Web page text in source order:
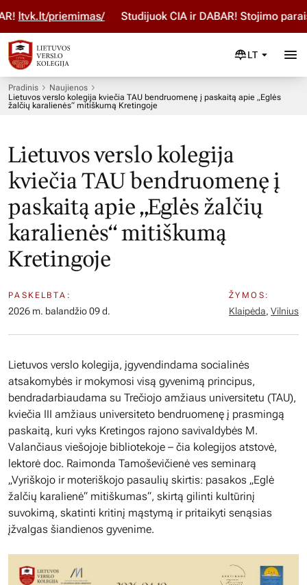
ltvk.lt/priemimas/ Studijuok ČIA ir DABAR! Stojimo
LT
Pradinis
Naujienos
Lietuvos verslo kolegija kviečia TAU bendruomenę į paskaitą apie „Eglės
žalčių karalienės“ mitiškumą Kretingoje
Lietuvos verslo kolegija
kviečia TAU bendruomenę į
paskaitą apie „Eglės žalčių
karalienės“ mitiškumą
Kretingoje
PASKELBTA:
2026 m. balandžio 09 d.
ŽYMOS:
Klaipėda, Vilnius
Lietuvos verslo kolegija, įgyvendindama socialinės
atsakomybės ir mokymosi visą gyvenimą principus,
bendradarbiaudama su Trečiojo amžiaus universitetu (TAU),
kviečia III amžiaus universiteto bendruomenę į prasmingą
paskaitą, kuri vyks Kretingos rajono savivaldybės M.
Valančiaus viešojoje bibliotekoje – čia kolegijos atstovė,
lektorė doc. Raimonda Tamoševičienė ves seminarą
„Vyriškojo ir moteriškojo pasaulių skirtis: pasakos „Eglė
žalčių karalienė“ mitiškumas“, skirtą gilinti kultūrinį
suvokimą, skatinti kritinį mąstymą ir pritaikyti senąsias
įžvalgas šiandienos gyvenime.